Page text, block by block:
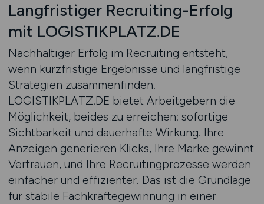
Langfristiger Recruiting-Erfolg
mit LOGISTIKPLATZ.DE
Nachhaltiger Erfolg im Recruiting entsteht,
wenn kurzfristige Ergebnisse und langfristige
Strategien zusammenfinden.
LOGISTIKPLATZ.DE bietet Arbeitgebern die
Möglichkeit, beides zu erreichen: sofortige
Sichtbarkeit und dauerhafte Wirkung. Ihre
Anzeigen generieren Klicks, Ihre Marke gewinnt
Vertrauen, und Ihre Recruitingprozesse werden
einfacher und effizienter. Das ist die Grundlage
für stabile Fachkräftegewinnung in einer